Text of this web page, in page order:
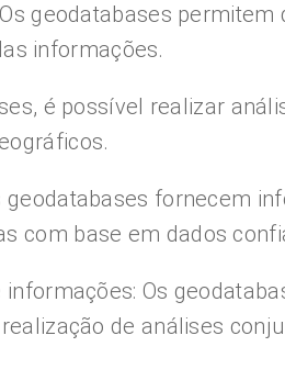
geodatabases
informações.
é possível realizar
fornecem
com base em dados
Os
de análises